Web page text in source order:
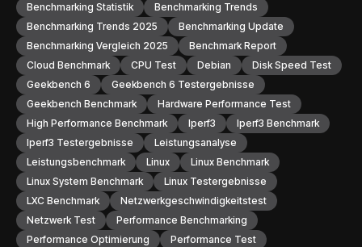
Benchmarking Statistik
Benchmarking Trends
Benchmarking Trends 2025
Benchmarking Update
Benchmarking Vergleich 2025
Benchmark Report
Cloud Benchmark
CPU Test Debian
Disk Speed Test
Geekbench 6
Geekbench 6 Testergebnisse
Geekbench Benchmark
Hardware Performance Test
High Performance Benchmark
Iperf3
Iperf3 Benchmark
Iperf3 Testergebnisse
Leistungsanalyse
Leistungsbenchmark
Linux
Linux Benchmark
Linux System Benchmark
Linux Testergebnisse
LXC Benchmark
Netzwerkgeschwindigkeitstest
Netzwerk Test
Performance Benchmarking
Performance Optimierung
Performance Test